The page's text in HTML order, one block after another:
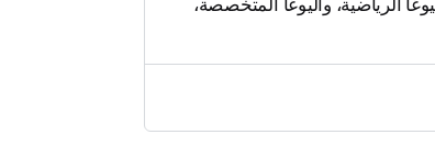
الرياضية، واليوغا المتخصصة،